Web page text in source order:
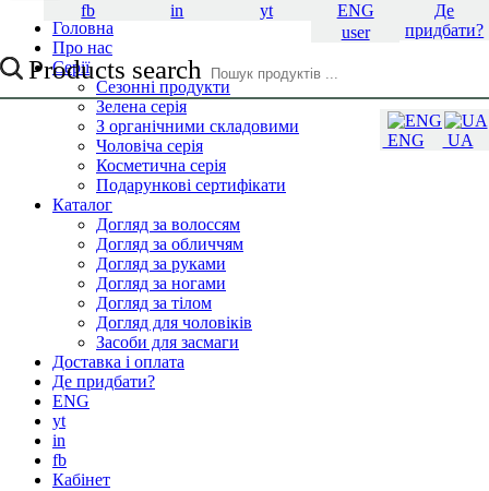
Де
придбати?
ENG
UA
ENG
yt
in
fb
user
Products search
Головна
Про нас
Серії
Сезонні продукти
Зелена серія
З органічними складовими
Чоловіча серія
Косметична серія
Подарункові сертифікати
Каталог
Догляд за волоссям
Догляд за обличчям
Догляд за руками
Догляд за ногами
Догляд за тілом
Догляд для чоловіків
Засоби для засмаги
Доставка і оплата
Де придбати?
ENG
yt
in
fb
Кабінет